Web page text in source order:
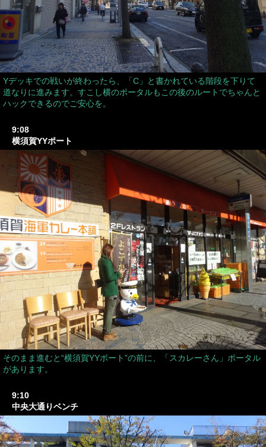
Yデッキでの戦いが終わったら、「C」と書かれている階段を下りて
道なりに進みます。すこし横のポータルもこの後のルートでちゃんと
ハックできるのでご安心を。
9:08
横須賀YYポート
そのまま進むと“横須賀YYポート”の前に、「スカレーさん」ポータル
があります。
9:10
中央大通りベンチ